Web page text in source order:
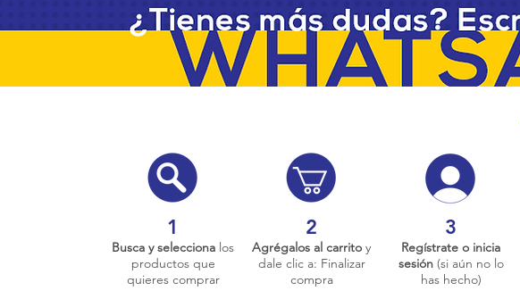
1
Busca y selecciona los
productos que
quieres comprar
2
Agrégalos al carrito y
dale clic a: Finalizar
compra
3
Regístrate o inicia
sesión(si aún no lo
has hecho)